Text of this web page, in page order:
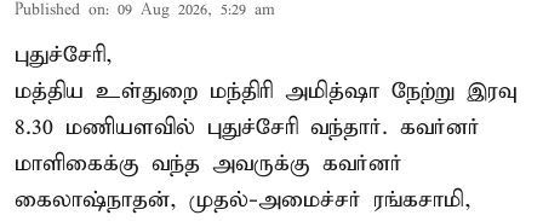
Published on: 09 Aug 2026, 5:29 am
புதுச்சேரி,
மத்திய உள்துறை மந்திரி அமித்ஷா நேற்று இரவு
8.30 மணியளவில் புதுச்சேரி வந்தார். கவர்னர்
மாளிகைக்கு வந்த அவருக்கு கவர்னர்
கைலாஷ்நாதன், முதல்-அமைச்சர் ரங்கசாமி,